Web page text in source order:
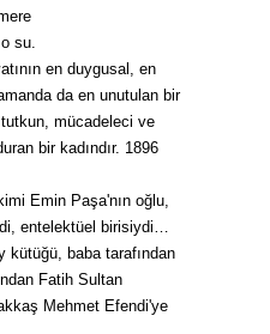
su.
en duygusal, en
da en unutulan bir
mücadeleci ve
bir kadındır. 1896
Emin Paşa'nın oğlu,
entelektüel birisiydi…
kütüğü, baba tarafından
Fatih Sultan
Mehmet Efendi'ye